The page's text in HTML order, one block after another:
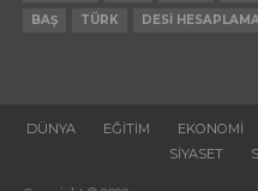
BAŞ
TÜRK DESI
DÜNYA EĞITIM EKONOMI
SIYASET